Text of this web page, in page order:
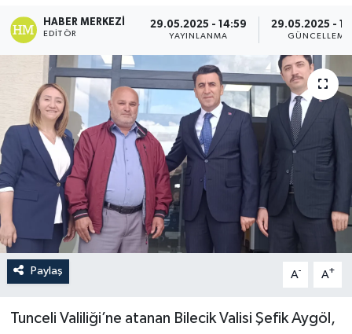
HABER MERKEZI
EDITÖR
29.05.2025 - 14:59
YAYINLANMA
29.05.2025 -
GÜNCELLEME
Paylaş A- A+
Tunceli Valiliği’ne atanan Bilecik Valisi Şefik Aygöl,